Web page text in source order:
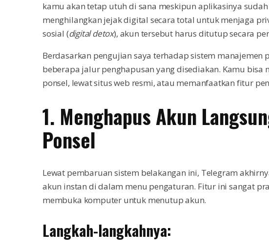
kamu akan tetap utuh di sana meskipun aplikasinya
menghilangkan jejak digital secara total untuk menjaga
sosial (digital detox), akun tersebut harus ditutup secara
Berdasarkan pengujian saya terhadap sistem manajemen
beberapa jalur penghapusan yang disediakan. Kamu
ponsel, lewat situs web resmi, atau memanfaatkan fitur
1. Menghapus Akun
Ponsel
Lewat pembaruan sistem belakangan ini, Telegram
akun instan di dalam menu pengaturan. Fitur ini sangat
membuka komputer untuk menutup akun.
Langkah-langkahnya: